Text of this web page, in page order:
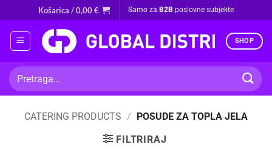
to
content
Košarica /0,00€ Samo za B2B poslovne subjekte
SHOP
Pretraži:
CATERING PRODUCTS / POSUDE ZA TOPLA JELA
FILTRIRAJ